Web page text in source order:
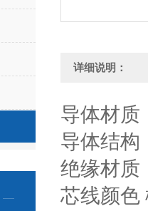
详细说明：
导体材质
导体结构
绝缘材质
芯线颜色